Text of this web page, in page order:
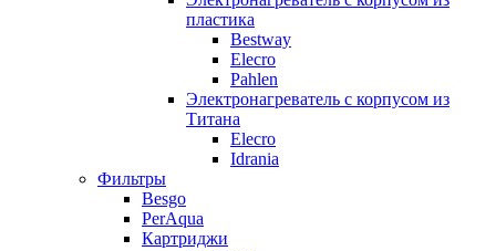
пластика
Bestway
Elecro
Pahlen
Электронагреватель с корпусом из
Титана
Elecro
Idrania
Фильтры
Besgo
PerAqua
Картриджи